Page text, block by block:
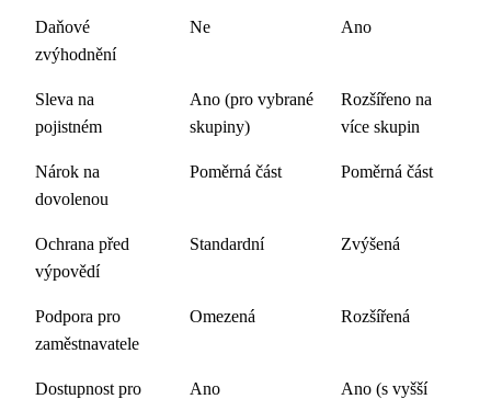
Daňové
zvýhodnění
Ne Ano
Sleva na
pojistném
Ano (pro vybrané
skupiny)
Rozšířeno na
více skupin
Nárok na
dovolenou
Poměrná část Poměrná část
Ochrana před
výpovědí
Standardní Zvýšená
Podpora pro
zaměstnavatele
Omezená Rozšířená
Dostupnost pro
Ano
Ano (s vyšší